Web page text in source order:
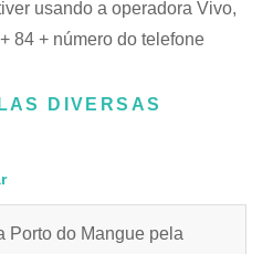
usando a operadora Vivo,
84 + número do telefone
DIVERSAS
Porto do Mangue pela